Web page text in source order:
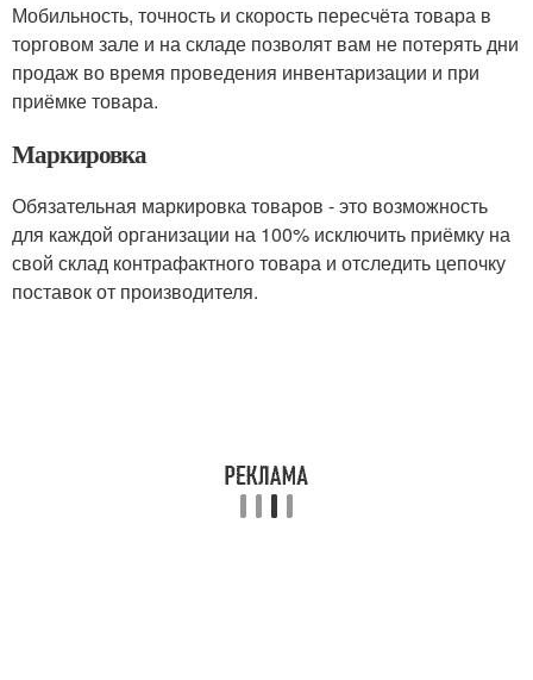
Мобильность, точность и скорость пересчёта товара в
торговом зале и на складе позволят вам не потерять дни
продаж во время проведения инвентаризации и при
приёмке товара.
Маркировка
Обязательная маркировка товаров - это возможность
для каждой организации на 100% исключить приёмку на
свой склад контрафактного товара и отследить цепочку
поставок от производителя.